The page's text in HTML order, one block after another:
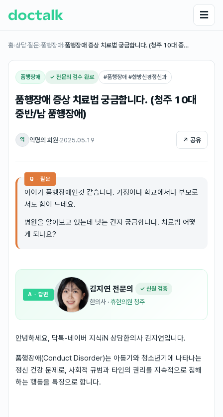
☰
홈›상담·질문›품행장애›품행장애 증상 치료법 궁금합니다. (청주 10대 중…
품행장애 ✓ 전문의 검수 완료 #품행장애 #한방신경정신과
품행장애 증상 치료법 궁금합니다. (청주 10대
중반/남 품행장애)
익 익명의 회원·2025.05.19 ↗ 공유
Q · 질문
아이가 품행장애인것 같습니다. 가정이나 학교에서나 부모로
서도 힘이 드네요.
병원을 알아보고 있는데 낫는 건지 궁금합니다. 치료법 어떻
게 되나요?
김지연 전문의 ✓ 신원 검증
한의사 · 휴한의원 청주
A · 답변
안녕하세요, 닥톡-네이버 지식iN 상담한의사 김지연입니다.
품행장애(Conduct Disorder)는 아동기와 청소년기에 나타나는
정신 건강 문제로, 사회적 규범과 타인의 권리를 지속적으로 침해
하는 행동을 특징으로 합니다.